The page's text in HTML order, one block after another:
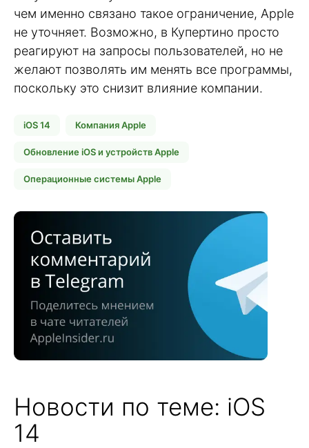
чем именно связано такое ограничение, Apple
не уточняет. Возможно, в Купертино просто
реагируют на запросы пользователей, но не
желают позволять им менять все программы,
поскольку это снизит влияние компании.
iOS 14 Компания Apple
Обновление iOS и устройств Apple
Операционные системы Apple
Новости по теме: iOS
14